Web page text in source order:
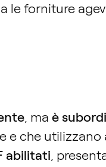
le forniture
, ma è
e che
abilitati,